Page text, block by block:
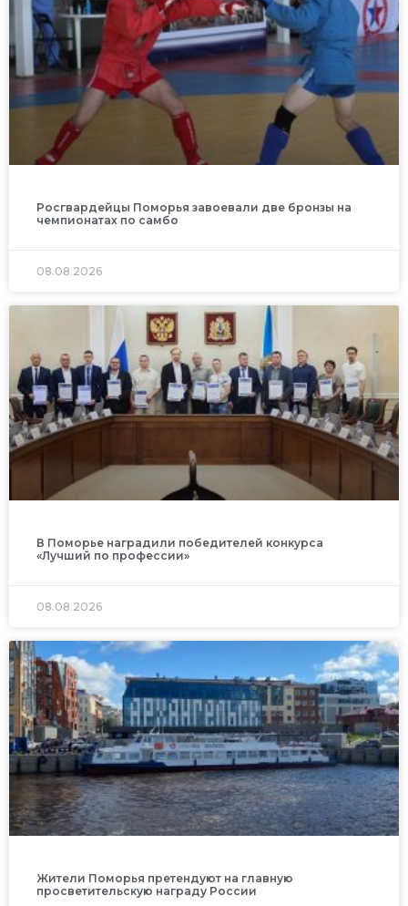
Росгвардейцы Поморья завоевали две бронзы на
чемпионатах по самбо
08.08.2026
В Поморье наградили победителей конкурса
«Лучший по профессии»
08.08.2026
Жители Поморья претендуют на главную
просветительскую награду России